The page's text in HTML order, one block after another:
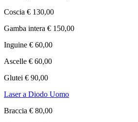
Coscia € 130,00
Gamba intera € 150,00
Inguine € 60,00
Ascelle € 60,00
Glutei € 90,00
Laser a Diodo Uomo
Braccia € 80,00